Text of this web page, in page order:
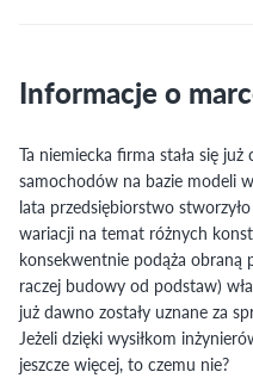
Informacje o
Ta niemiecka firma stała się
samochodów na bazie modeli
lata przedsiębiorstwo
wariacji na temat różnych
konsekwentnie podąża obraną
raczej budowy od podstaw)
już dawno zostały uznane za
Jeżeli dzięki wysiłkom
jeszcze więcej, to czemu nie?